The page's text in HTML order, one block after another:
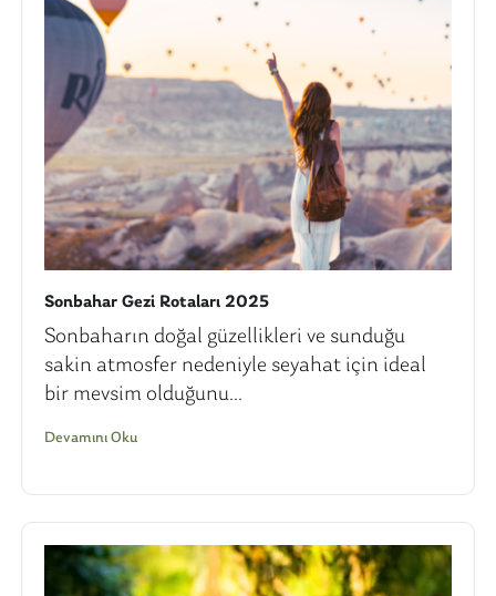
Sonbahar Gezi Rotaları 2025
Sonbaharın doğal güzellikleri ve sunduğu
sakin atmosfer nedeniyle seyahat için ideal
bir mevsim olduğunu...
Devamını Oku